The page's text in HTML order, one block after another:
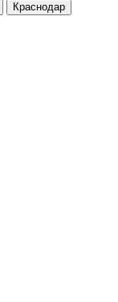
Краснодар